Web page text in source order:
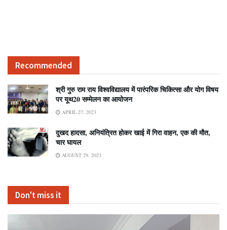
Recommended
श्री गुरु राम राय विश्वविद्यालय में पारंपरिक चिकित्सा और योग विषय
पर यूथ20 सम्मेलन का आयोजन
APRIL 27, 2023
दुखद हादसा, अनियंत्रित होकर खाई में गिरा वाहन, एक की मौत,
चार घायल
AUGUST 29, 2023
Don't miss it